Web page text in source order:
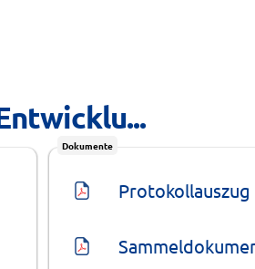
Dokumente
Protokollauszug